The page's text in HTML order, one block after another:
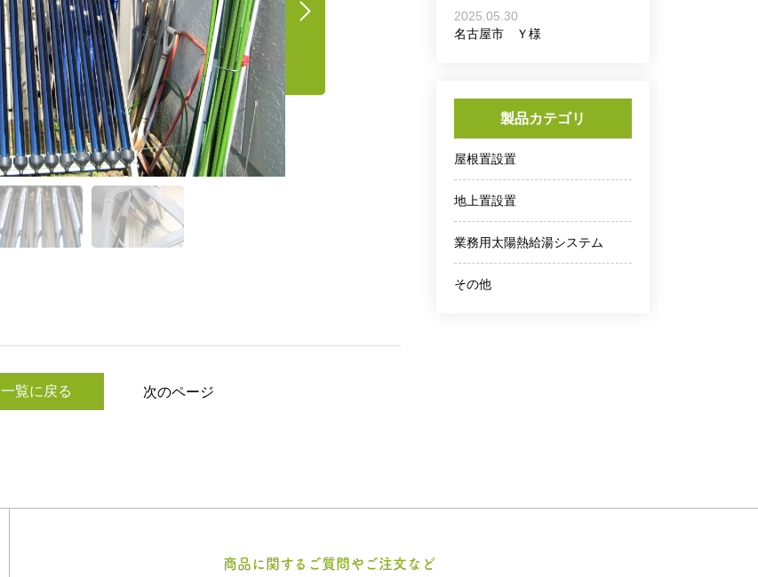
一覧に戻る 次のページ
2025.05.30
名古屋市 Ｙ様
製品カテゴリ
屋根置設置
地上置設置
業務用太陽熱給湯システム
その他
商品に関するご質問やご注文など